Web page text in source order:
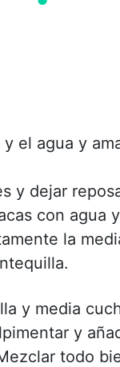
el agua y
y dejar
con agua
la
y media
y
todo